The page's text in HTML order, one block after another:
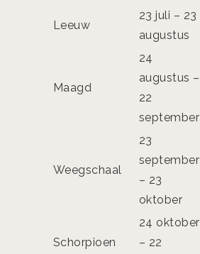
Leeuw
23 juli – 23
augustus
Maagd
24
augustus –
22
september
Weegschaal
23
september
– 23
oktober
Schorpioen
24 oktober
– 22